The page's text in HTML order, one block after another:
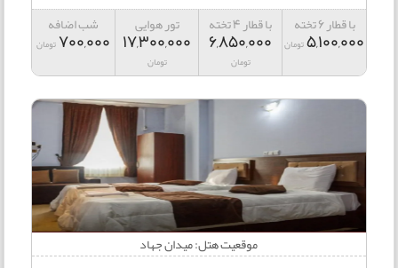
با قطار 6 تخته
5,100,000تومان
با قطار 4 تخته
6,850,000
تومان
تور هوایی
17,300,000
تومان
شب اضافه
700,000 تومان
موقعیت هتل: میدان جهاد